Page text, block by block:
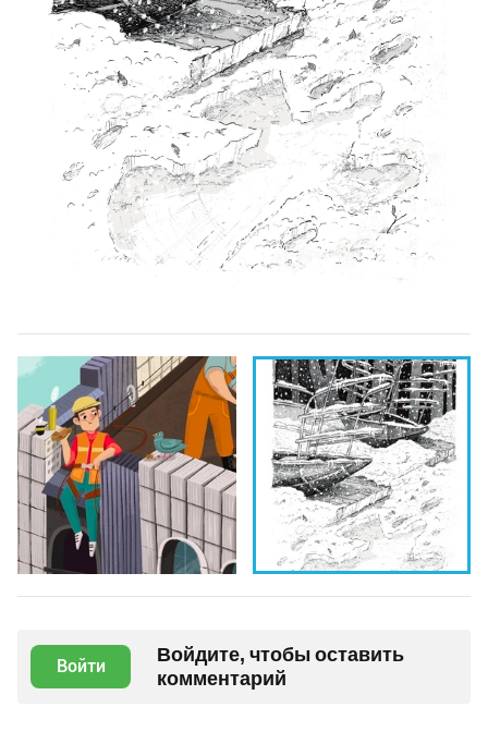
Войти
Войдите, чтобы оставить
комментарий